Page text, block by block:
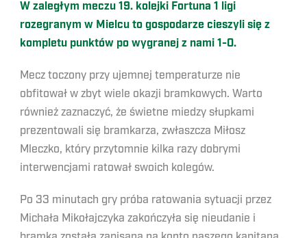
W zaległym meczu 19. kolejki Fortuna 1 ligi
rozegranym w Mielcu to gospodarze cieszyli się z
kompletu punktów po wygranej z nami 1-0.
Mecz toczony przy ujemnej temperaturze nie
obfitował w zbyt wiele okazji bramkowych. Warto
również zaznaczyć, że świetne miedzy słupkami
prezentowali się bramkarza, zwłaszcza Miłosz
Mleczko, który przytomnie kilka razy dobrymi
interwencjami ratował swoich kolegów.
Po 33 minutach gry próba ratowania sytuacji przez
Michała Mikołajczyka zakończyła się nieudanie i